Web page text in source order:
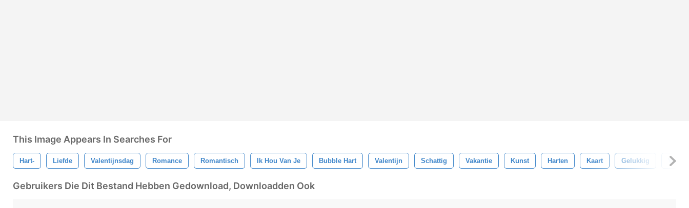
This Image Appears In Searches For
Hart- Liefde Valentijnsdag Romance Romantisch Ik Hou Van Je Bubble Hart Valentijn Schattig Vakantie Kunst Harten Kaart Gelukkig Vector
Gebruikers Die Dit Bestand Hebben Gedownload, Downloadden Ook